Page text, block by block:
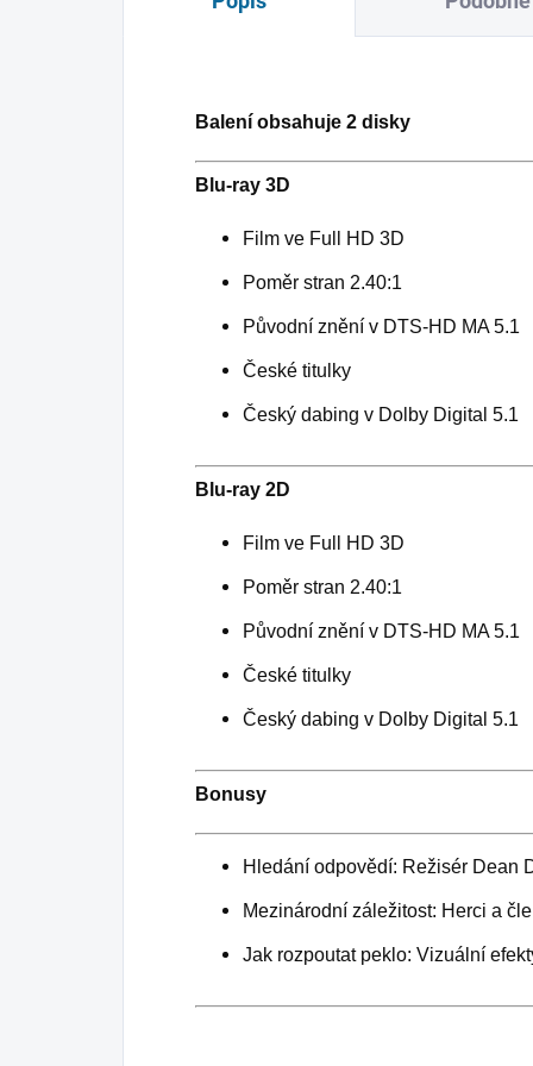
Balení obsahuje 2 disky
Blu-ray 3D
Film ve Full HD 3D
Poměr stran 2.40:1
Původní znění v DTS-HD MA 5.1
České titulky
Český dabing v Dolby Digital 5.1
Blu-ray 2D
Film ve Full HD 3D
Poměr stran 2.40:1
Původní znění v DTS-HD MA 5.1
České titulky
Český dabing v Dolby Digital 5.1
Bonusy
Hledání odpovědí: Režisér Dean
Mezinárodní záležitost: Herci a
Jak rozpoutat peklo: Vizuální